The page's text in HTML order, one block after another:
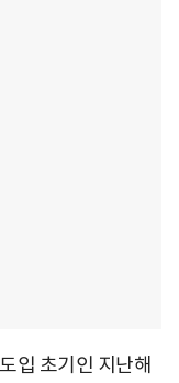
입 초기인 지난해